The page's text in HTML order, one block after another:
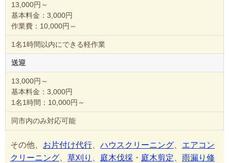
13,000円～
基本料金：3,000円
作業費：10,000円～
1名1時間以内にできる軽作業
送迎
13,000円～
基本料金：3,000円
1名1時間：10,000円～
同市内のみ対応可能
その他、 お片付け代行 ハウスクリーニング
エアコン
クリーニング
草刈り 庭木伐採 ・ 庭木剪定
雨漏り修